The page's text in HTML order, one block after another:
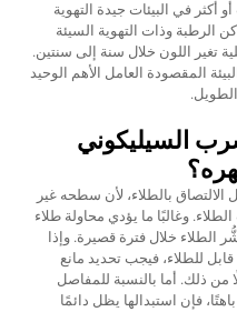
في البيئات جيدة التهوية
الرطبة وذات التهوية السيئة
تغير اللون خلال سنة إلى سنتين.
المقصودة العامل الأهم الوحيد
السيليكوني
الالتصاق بالطلاء، لأن سطحه غير
وغالبًا ما يؤدي محاولة طلاء
الطلاء خلال فترة قصيرة. وإذا
للطلاء، فيجب تحديد مانع
من ذلك. أما بالنسبة للمفاصل
فإن استبدالها يظل دائمًا